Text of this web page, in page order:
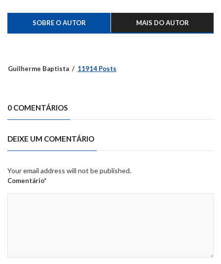
SOBRE O AUTOR MAIS DO AUTOR
Guilherme Baptista 11914 Posts
0 COMENTÁRIOS
DEIXE UM COMENTÁRIO
Your email address will not be published.
Comentário*